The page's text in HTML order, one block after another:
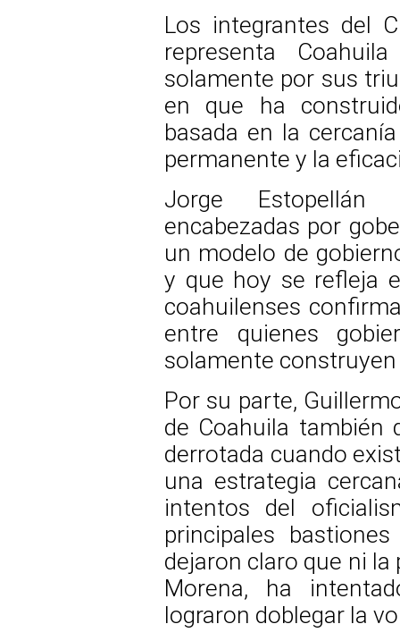
Los integrantes del
representa
solamente por sus
en que ha
basada en la
permanente y la
Jorge Estopellán
encabezadas por
un modelo de
y que hoy se refleja
coahuilenses
entre quienes
solamente construyen
Por su parte,
de Coahuila también
derrotada cuando
una estrategia
intentos del
principales
dejaron claro que ni
Morena, ha
lograron doblegar la